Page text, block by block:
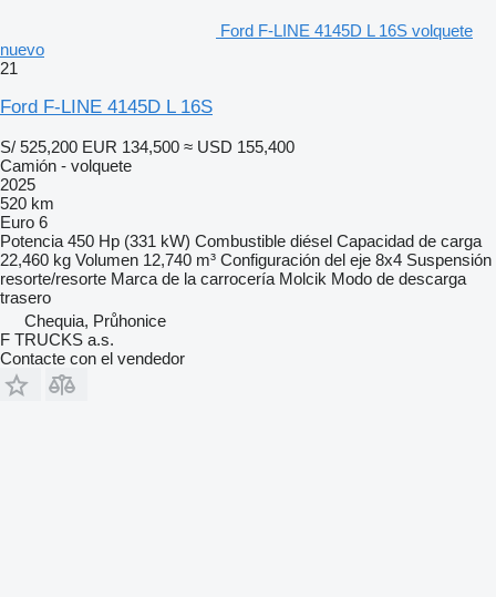
Ford F-LINE 4145D L 16S volquete
nuevo
21
Ford F-LINE 4145D L 16S
S/ 525,200 EUR 134,500 ≈ USD 155,400
Camión - volquete
2025
520 km
Euro 6
Potencia 450 Hp (331 kW) Combustible diésel Capacidad de carga
22,460 kg Volumen 12,740 m³ Configuración del eje 8x4 Suspensión
resorte/resorte Marca de la carrocería Molcik Modo de descarga
trasero
Chequia, Průhonice
F TRUCKS a.s.
Contacte con el vendedor